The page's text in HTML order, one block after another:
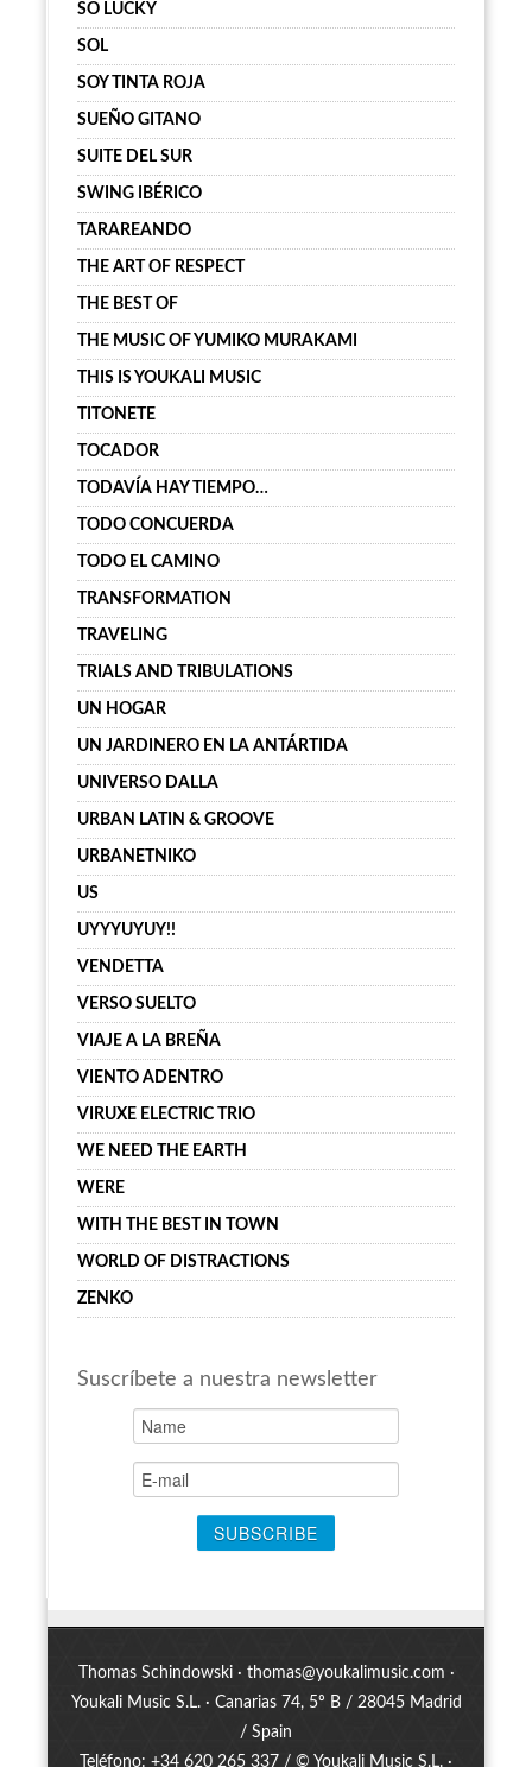
SO LUCKY
SOL
SOY TINTA ROJA
SUEÑO GITANO
SUITE DEL SUR
SWING IBÉRICO
TARAREANDO
THE ART OF RESPECT
THE BEST OF
THE MUSIC OF YUMIKO MURAKAMI
THIS IS YOUKALI MUSIC
TITONETE
TOCADOR
TODAVÍA HAY TIEMPO…
TODO CONCUERDA
TODO EL CAMINO
TRANSFORMATION
TRAVELING
TRIALS AND TRIBULATIONS
UN HOGAR
UN JARDINERO EN LA ANTÁRTIDA
UNIVERSO DALLA
URBAN LATIN & GROOVE
URBANETNIKO
US
UYYYUYUY!!
VENDETTA
VERSO SUELTO
VIAJE A LA BREÑA
VIENTO ADENTRO
VIRUXE ELECTRIC TRIO
WE NEED THE EARTH
WERE
WITH THE BEST IN TOWN
WORLD OF DISTRACTIONS
ZENKO
Suscríbete a nuestra newsletter
Thomas Schindowski · thomas@youkalimusic.com ·
Youkali Music S.L. · Canarias 74, 5º B / 28045 Madrid
/ Spain
Teléfono: +34 620 265 337 / © Youkali Music S.L. ·